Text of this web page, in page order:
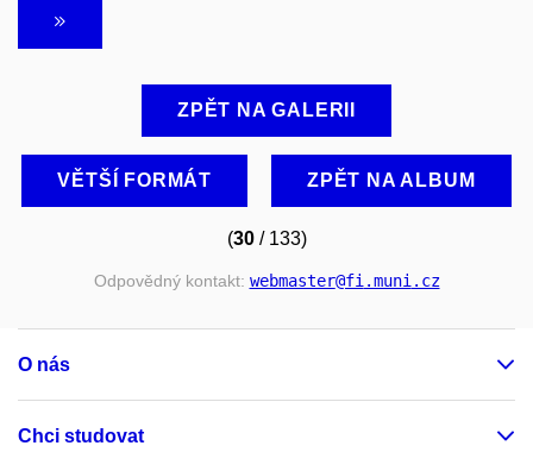
ZPĚT NA GALERII
VĚTŠÍ FORMÁT ZPĚT NA ALBUM
(30/ 133)
Odpovědný kontakt: webmaster@fi.muni.cz
O nás
Chci studovat